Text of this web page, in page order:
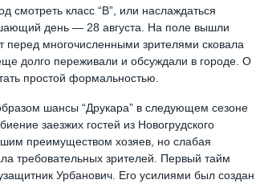
смотреть класс “В”, или наслаждаться
день — 28 августа. На поле вышли
перед многочисленными зрителями сковала
долго переживали и обсуждали в городе. О
простой формальностью.
шансы “Друкара” в следующем сезоне
заезжих гостей из Новогрудского
преимуществом хозяев, но слабая
требовательных зрителей. Первый тайм
Урбанович. Его усилиями был создан